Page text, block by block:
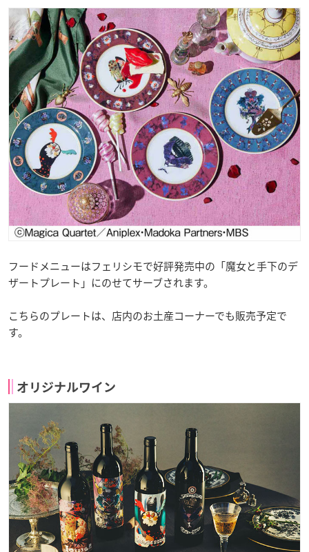
フードメニューはフェリシモで好評発売中の「魔女と手下のデ
ザートプレート」にのせてサーブされます。
こちらのプレートは、店内のお土産コーナーでも販売予定で
す。
オリジナルワイン